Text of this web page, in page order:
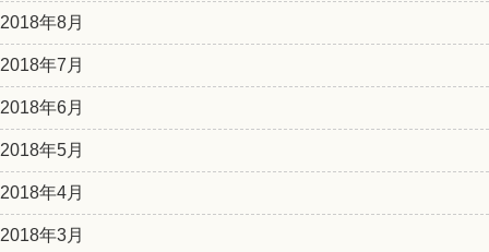
2018年8月
2018年7月
2018年6月
2018年5月
2018年4月
2018年3月